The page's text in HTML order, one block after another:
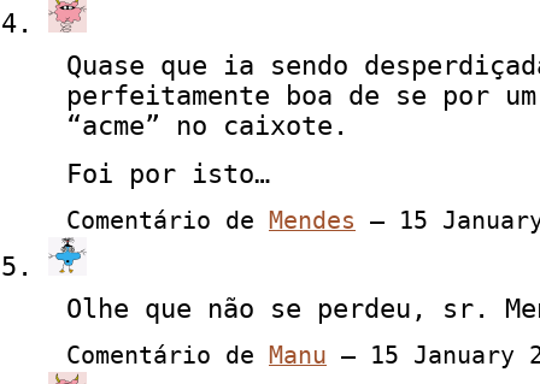
Quase que ia sendo
perfeitamente boa de se por
“acme” no caixote.
Foi por isto…
Comentário de Mendes — 15
Olhe que não se perdeu, sr.
Comentário de Manu — 15 January